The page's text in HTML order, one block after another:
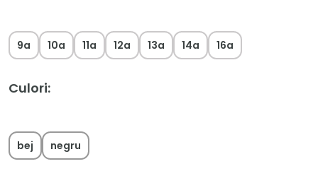
9a 10a 11a 12a 13a 14a 16a
Culori:
bej negru